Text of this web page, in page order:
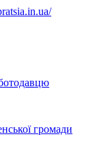
громади